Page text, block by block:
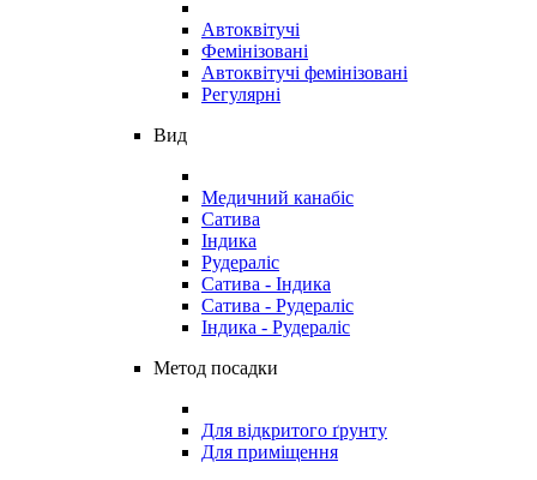
Автоквітучі
Фемінізовані
Автоквітучі фемінізовані
Регулярні
Вид
Медичний канабіс
Сатива
Індика
Рудераліс
Сатива - Індика
Сатива - Рудераліс
Індика - Рудераліс
Метод посадки
Для відкритого ґрунту
Для приміщення